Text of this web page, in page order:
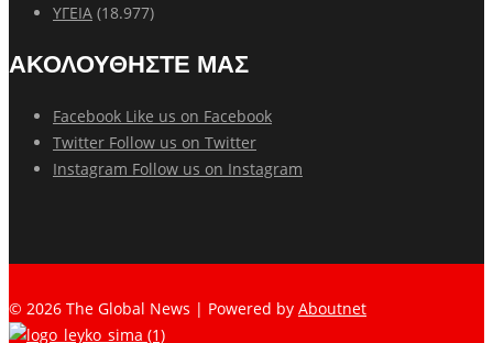
ΥΓΕΙΑ (18.977)
ΑΚΟΛΟΥΘΗΣΤΕ ΜΑΣ
Facebook Like us on Facebook
Twitter Follow us on Twitter
Instagram Follow us on Instagram
© 2026 The Global News | Powered by Aboutnet